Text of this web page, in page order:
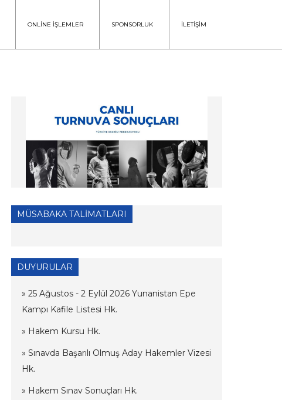
ONLİNE İŞLEMLER SPONSORLUK İLETİŞİM
MÜSABAKA TALİMATLARI
DUYURULAR
» 25 Ağustos - 2 Eylül 2026 Yunanistan Epe
Kampı Kafile Listesi Hk.
» Hakem Kursu Hk.
» Sınavda Başarılı Olmuş Aday Hakemler Vizesi
Hk.
» Hakem Sınav Sonuçları Hk.